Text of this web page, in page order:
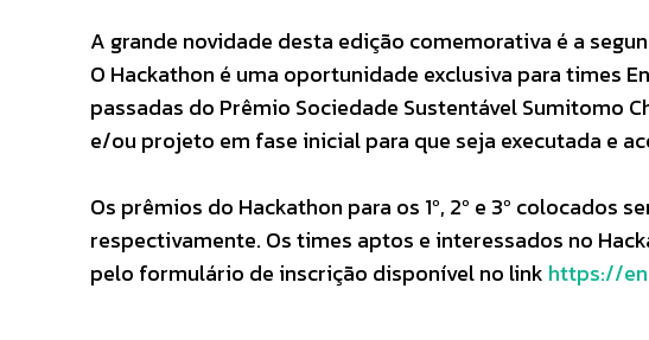
A grande novidade desta edição comemorativa é a
O Hackathon é uma oportunidade exclusiva para times
passadas do Prêmio Sociedade Sustentável Sumitomo
e/ou projeto em fase inicial para que seja executada e
Os prêmios do Hackathon para os 1º, 2º e 3º colocados
respectivamente. Os times aptos e interessados no
pelo formulário de inscrição disponível no link https://